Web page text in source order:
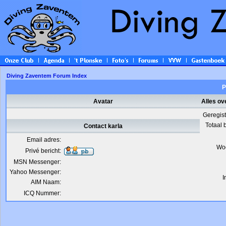
Diving Zaventem Forum Index
Avatar
Alles
Totaal
Contact karla
Email adres:
Privé bericht:
MSN Messenger:
Yahoo Messenger:
AIM Naam:
ICQ Nummer: